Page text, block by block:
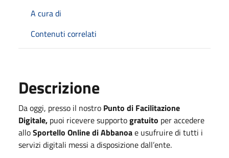
A cura di
Contenuti correlati
Descrizione
Da oggi, presso il nostro Punto di Facilitazione
Digitale, puoi ricevere supportogratuito per accedere
alloSportello Online di Abbanoae usufruire di tutti i
servizi digitali messi a disposizione dall’ente.